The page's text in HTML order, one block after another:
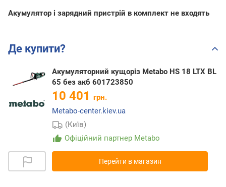
Акумулятор і зарядний пристрій в комплект не входять
Де купити?
Акумуляторний кущоріз Metabo HS 18 LTX BL
65 без акб 601723850
10 401 грн.
Metabo-center.kiev.ua
(Київ)
Офіційний партнер Metabo
Перейти в магазин